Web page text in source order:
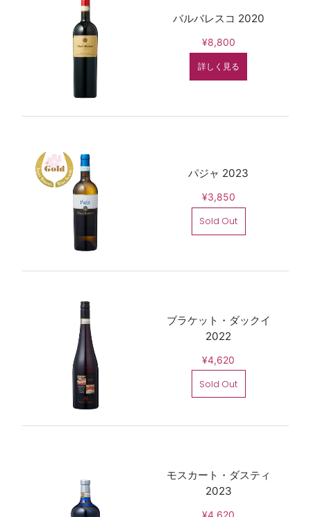
バルバレスコ 2020
¥8,800
詳しく見る
パジャ 2023
¥3,850
Sold Out
ブラケット・ダックイ
2022
¥4,620
Sold Out
モスカート・ダスティ
2023
¥4,620